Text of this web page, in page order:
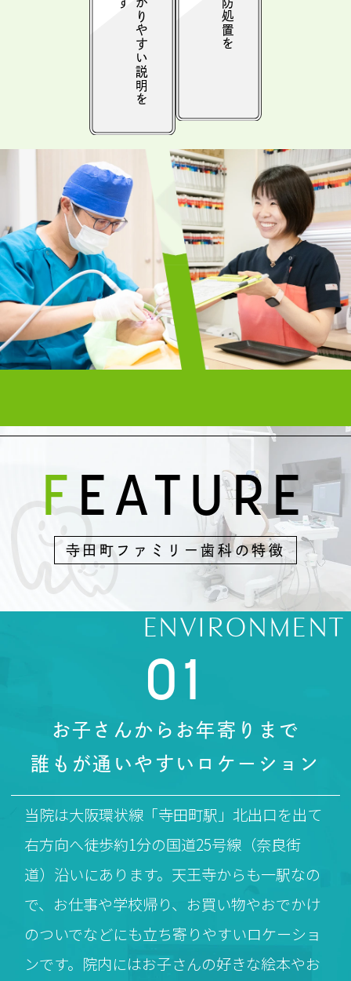
FEATURE
寺田町ファミリー歯科の特徴
ENVIRONMENT
01
お子さんからお年寄りまで
誰もが通いやすいロケーション
当院は大阪環状線「寺田町駅」北出口を出て
右方向へ徒歩約1分の国道25号線（奈良街
道）沿いにあります。 天王寺からも一駅なの
で、お仕事や学校帰り、お買い物やおでかけ
のついでなどにも立ち寄りやすいロケーショ
ンです。 院内にはお子さんの好きな絵本やお